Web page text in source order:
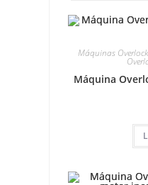
Máquinas
Máquina